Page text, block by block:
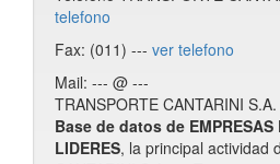
telefono
Fax: (011) --- ver telefono
Mail: --- @ ---
TRANSPORTE CANTARINI
Base de datos de EMPRESAS
LIDERES, la principal actividad